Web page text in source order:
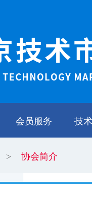
会员服务 技
> 协会简介